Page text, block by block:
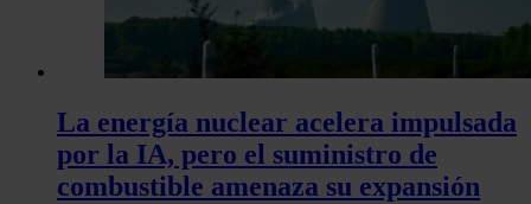
La energía nuclear acelera impulsada
por la IA, pero el suministro de
combustible amenaza su expansión